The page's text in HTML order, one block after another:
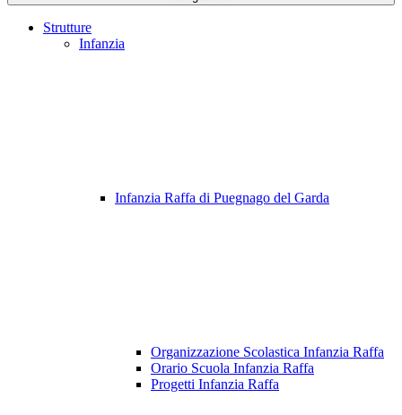
Strutture
Infanzia
Infanzia Raffa di Puegnago del Garda
Organizzazione Scolastica Infanzia Raffa
Orario Scuola Infanzia Raffa
Progetti Infanzia Raffa